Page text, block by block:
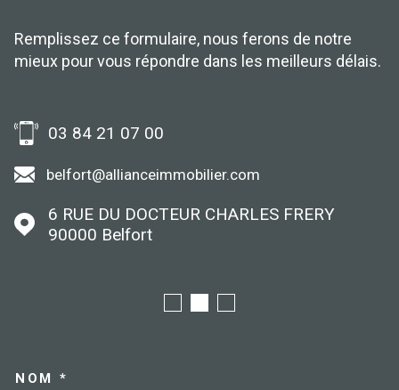
Remplissez ce formulaire, nous ferons de notre
mieux pour vous répondre dans les meilleurs délais.
03 84 21 07 00
belfort@allianceimmobilier.com
6 RUE DU DOCTEUR CHARLES FRERY
90000
Belfort
NOM *